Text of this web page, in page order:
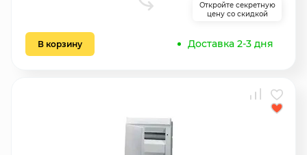
Откройте секретную
цену со скидкой
В корзину Доставка 2-3 дня